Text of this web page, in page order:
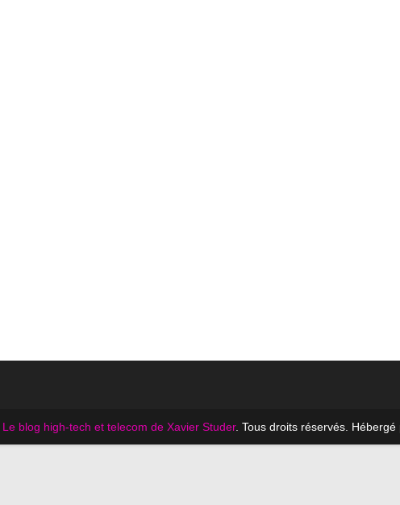
Le blog high-tech et telecom de Xavier Studer. Tous droits réservés. Hébergé